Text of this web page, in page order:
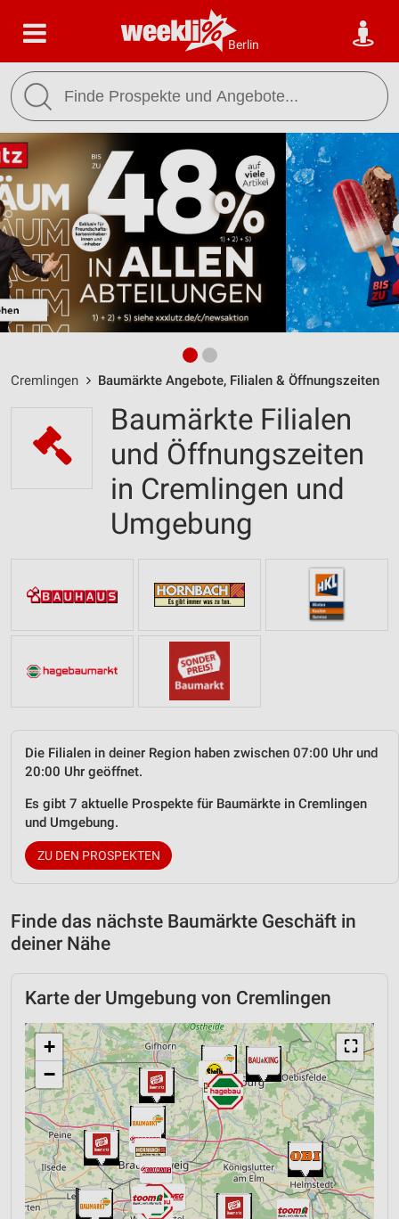
Berlin
Cremlingen Baumärkte Angebote, Filialen & Öffnungszeiten
Baumärkte Filialen
und Öffnungszeiten
in Cremlingen und
Umgebung
Die Filialen in deiner Region haben zwischen 07:00 Uhr und
20:00 Uhr geöffnet.
Es gibt 7 aktuelle Prospekte für Baumärkte in Cremlingen
und Umgebung.
ZU DEN PROSPEKTEN
Finde das nächste Baumärkte Geschäft in
deiner Nähe
Karte der Umgebung von Cremlingen
⛶
+
−